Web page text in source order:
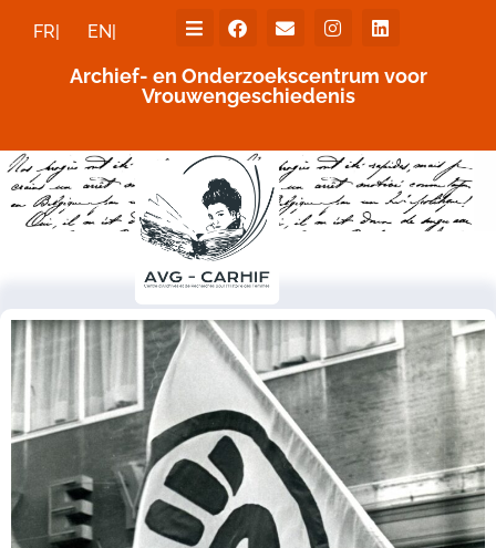
FR| EN|
Archief- en Onderzoekscentrum voor
Vrouwengeschiedenis